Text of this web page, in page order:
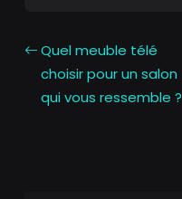
Quel meuble télé
choisir pour un salon
qui vous ressemble ?